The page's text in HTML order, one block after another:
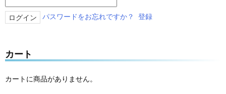
パスワードをお忘れですか？ 登録
カート
カートに商品がありません。